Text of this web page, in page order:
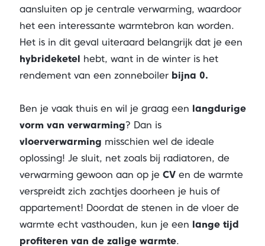
aansluiten op je centrale verwarming, waardoor
het een interessante warmtebron kan worden.
Het is in dit geval uiteraard belangrijk dat je een
hybrideketel hebt, want in de winter is het
rendement van een zonneboiler bijna 0.
Ben je vaak thuis en wil je graag een langdurige
vorm van verwarming? Dan is
vloerverwarming misschien wel de ideale
oplossing! Je sluit, net zoals bij radiatoren, de
verwarming gewoon aan op je CVen de warmte
verspreidt zich zachtjes doorheen je huis of
appartement! Doordat de stenen in de vloer de
warmte echt vasthouden, kun je een lange tijd
profiteren van de zalige warmte.